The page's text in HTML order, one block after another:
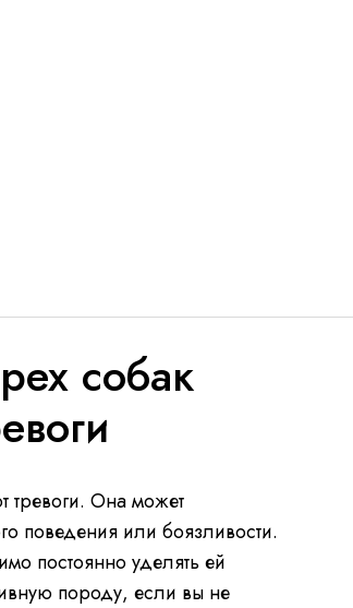
собак
тревоги. Она может
поведения или боязливости.
постоянно уделять ей
породу, если вы не